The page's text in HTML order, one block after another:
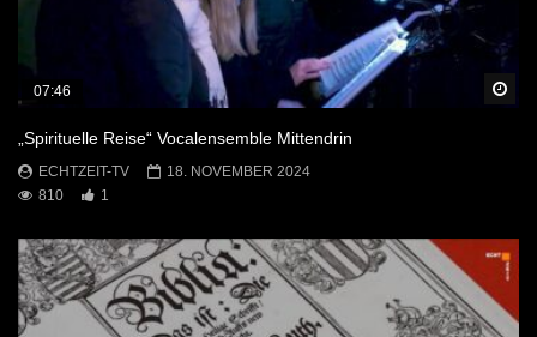
07:46
„Spirituelle Reise“ Vocalensemble Mittendrin
ECHTZEIT-TV
18. NOVEMBER 2024
810
1